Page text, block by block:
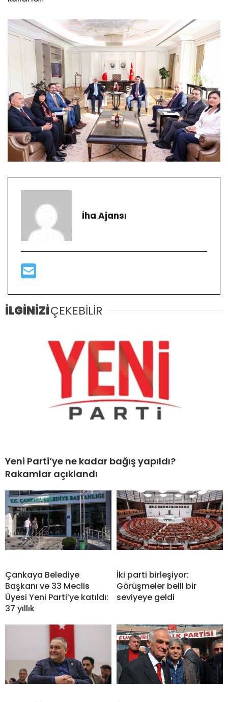
İha Ajansı
İLGİNİZİÇEKEBİLİR
Yeni Parti’ye ne kadar bağış yapıldı?
Rakamlar açıklandı
Çankaya Belediye
Başkanı ve 33 Meclis
Üyesi Yeni Parti’ye katıldı:
37 yıllık
İki parti birleşiyor:
Görüşmeler belli bir
seviyeye geldi